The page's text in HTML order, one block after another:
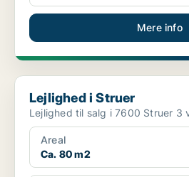
Mere info
Lejlighed i Struer
Lejlighed i Struer
Areal
Ca. 80 m2